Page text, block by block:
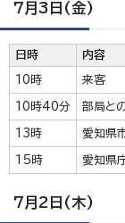
7月3日(金)
日時 内容
10時 来客
10時40分 部局と
13時 愛知県
15時 愛知県
7月2日(木)